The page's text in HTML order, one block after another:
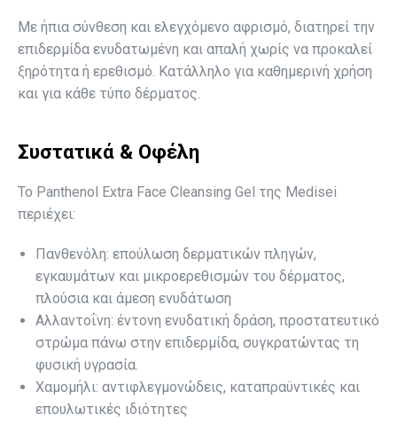
Με ήπια σύνθεση και ελεγχόμενο αφρισμό, διατηρεί την
επιδερμίδα ενυδατωμένη και απαλή χωρίς να προκαλεί
ξηρότητα ή ερεθισμό. Κατάλληλο για καθημερινή χρήση
και για κάθε τύπο δέρματος.
Συστατικά & Οφέλη
Το Panthenol Extra Face Cleansing Gel της Medisei
περιέχει:
Πανθενόλη: επούλωση δερματικών πληγών,
εγκαυμάτων και μικροερεθισμών του δέρματος,
πλούσια και άμεση ενυδάτωση
Αλλαντοΐνη: έντονη ενυδατική δράση, προστατευτικό
στρώμα πάνω στην επιδερμίδα, συγκρατώντας τη
φυσική υγρασία.
Χαμομήλι: αντιφλεγμονώδεις, καταπραϋντικές και
επουλωτικές ιδιότητες